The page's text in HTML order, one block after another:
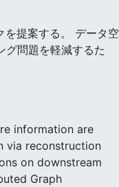
提案する。 データ空
グ問題を軽減するた
information are
via reconstruction
on downstream
Graph